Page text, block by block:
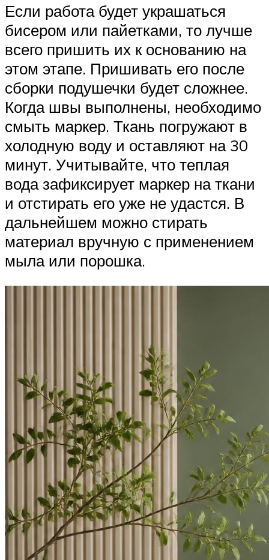
Если работа будет украшаться
бисером или пайетками, то лучше
всего пришить их к основанию на
этом этапе. Пришивать его после
сборки подушечки будет сложнее.
Когда швы выполнены, необходимо
смыть маркер. Ткань погружают в
холодную воду и оставляют на 30
минут. Учитывайте, что теплая
вода зафиксирует маркер на ткани
и отстирать его уже не удастся. В
дальнейшем можно стирать
материал вручную с применением
мыла или порошка.